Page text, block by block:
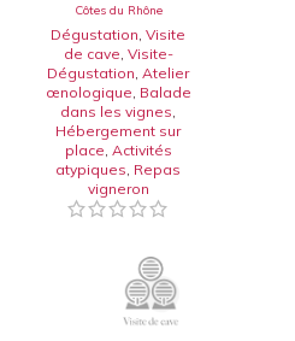
Côtes du Rhône
Dégustation,Visite
de cave, Visite-
Dégustation,Atelier
œnologique, Balade
dans les vignes,
Hébergement sur
place, Activités
atypiques, Repas
vigneron